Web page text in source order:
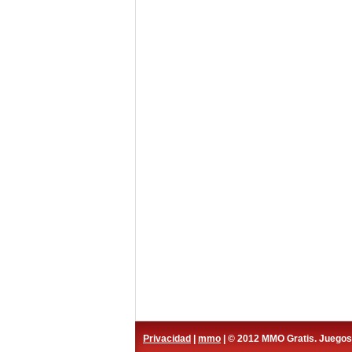
Privacidad mmo | © 2012 MMO Gratis.